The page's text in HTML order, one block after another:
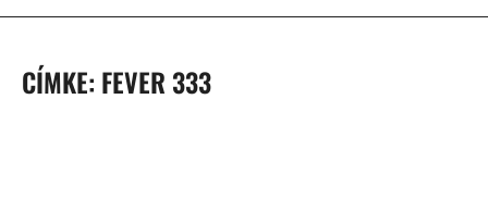
CÍMKE: FEVER 333